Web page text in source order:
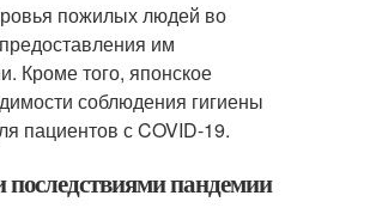
пожилых людей во
им
Кроме того, японское
соблюдения гигиены
пациентов с COVID-19.
последствиями пандемии